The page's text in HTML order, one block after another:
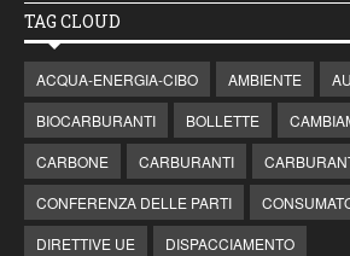
TAG CLOUD
ACQUA-ENERGIA-CIBO AMBIENTE
BIOCARBURANTI
BOLLETTE
CARBONE
CARBURANTI
CONFERENZA DELLE PARTI
DIRETTIVE UE
DISPACCIAMENTO